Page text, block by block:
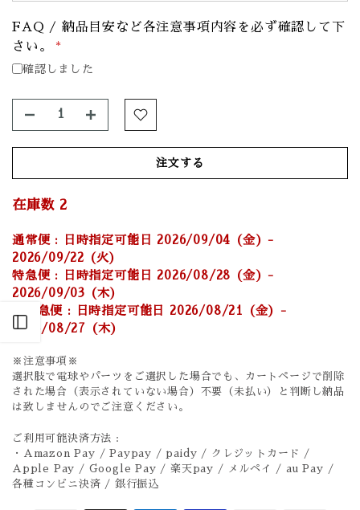
Open sidebar
FAQ / 納品目安など各注意事項内容を必ず確認して下
さい。
*
確認しました
注文する
在庫数 2
通常便 : 日時指定可能日 2026/09/04 (金) -
2026/09/22 (火)
特急便 : 日時指定可能日 2026/08/28 (金) -
2026/09/03 (木)
超特急便 : 日時指定可能日 2026/08/21 (金) -
2026/08/27 (木)
※注意事項※
選択肢で電球やパーツをご選択した場合でも、カートページで削除
された場合（表示されていない場合）不要（未払い）と判断し納品
は致しませんのでご注意ください。
ご利用可能決済方法 :
・Amazon Pay / Paypay / paidy / クレジットカード /
Apple Pay / Google Pay / 楽天pay / メルペイ / au Pay /
各種コンビニ決済 / 銀行振込